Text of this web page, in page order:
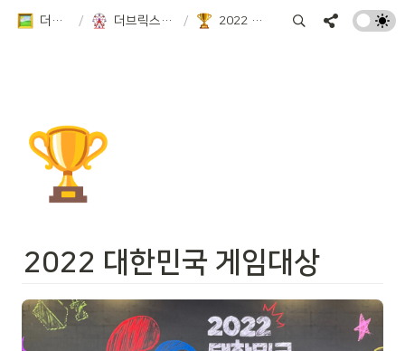
더브릭스 활동집 / 더브릭스게임즈는 이런 활동을 해요! / 2022 대한민국 게임대상
🏆
2022 대한민국 게임대상